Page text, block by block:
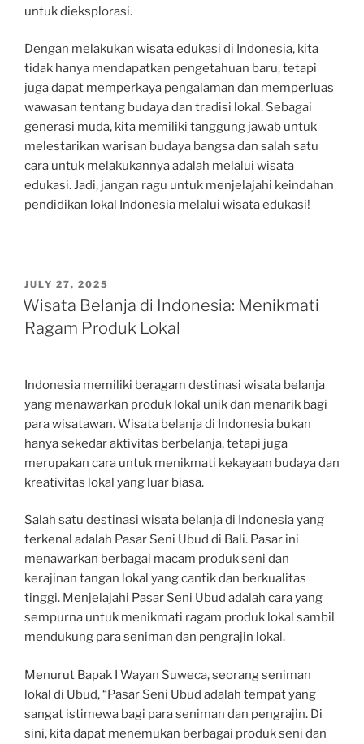
untuk dieksplorasi.
Dengan melakukan wisata edukasi di Indonesia, kita
tidak hanya mendapatkan pengetahuan baru, tetapi
juga dapat memperkaya pengalaman dan memperluas
wawasan tentang budaya dan tradisi lokal. Sebagai
generasi muda, kita memiliki tanggung jawab untuk
melestarikan warisan budaya bangsa dan salah satu
cara untuk melakukannya adalah melalui wisata
edukasi. Jadi, jangan ragu untuk menjelajahi keindahan
pendidikan lokal Indonesia melalui wisata edukasi!
POSTED
ON
JULY 27, 2025
Wisata Belanja di Indonesia: Menikmati
Ragam Produk Lokal
Indonesia memiliki beragam destinasi wisata belanja
yang menawarkan produk lokal unik dan menarik bagi
para wisatawan. Wisata belanja di Indonesia bukan
hanya sekedar aktivitas berbelanja, tetapi juga
merupakan cara untuk menikmati kekayaan budaya dan
kreativitas lokal yang luar biasa.
Salah satu destinasi wisata belanja di Indonesia yang
terkenal adalah Pasar Seni Ubud di Bali. Pasar ini
menawarkan berbagai macam produk seni dan
kerajinan tangan lokal yang cantik dan berkualitas
tinggi. Menjelajahi Pasar Seni Ubud adalah cara yang
sempurna untuk menikmati ragam produk lokal sambil
mendukung para seniman dan pengrajin lokal.
Menurut Bapak I Wayan Suweca, seorang seniman
lokal di Ubud, “Pasar Seni Ubud adalah tempat yang
sangat istimewa bagi para seniman dan pengrajin. Di
sini, kita dapat menemukan berbagai produk seni dan